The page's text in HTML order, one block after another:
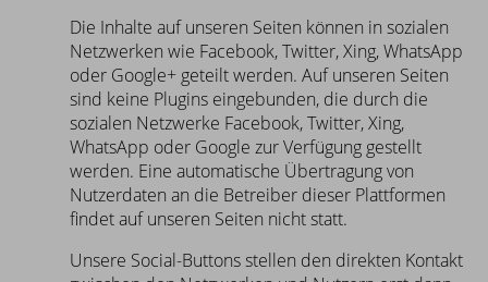
Die Inhalte auf unseren Seiten können in sozialen
Netzwerken wie Facebook, Twitter, Xing, WhatsApp
oder Google+ geteilt werden. Auf unseren Seiten
sind keine Plugins eingebunden, die durch die
sozialen Netzwerke Facebook, Twitter, Xing,
WhatsApp oder Google zur Verfügung gestellt
werden. Eine automatische Übertragung von
Nutzerdaten an die Betreiber dieser Plattformen
findet auf unseren Seiten nicht statt.
Unsere Social-Buttons stellen den direkten Kontakt